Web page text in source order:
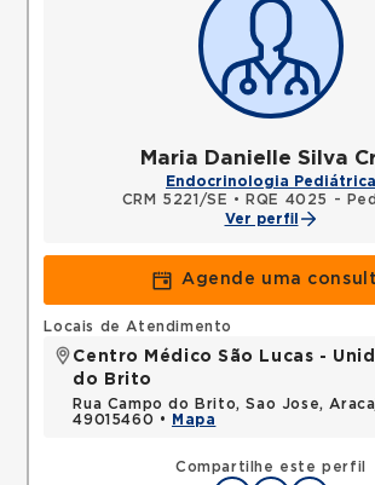
Maria Danielle Silva
Endocrinologia Pediátrica
CRM 5221/SE •
RQE 4025 -
Ver perfil
Agende uma
Compartilhe este perfil
Locais de Atendimento
Centro Médico São Lucas -
do Brito
Rua Campo do Brito, Sao Jose,
49015460 •
Mapa